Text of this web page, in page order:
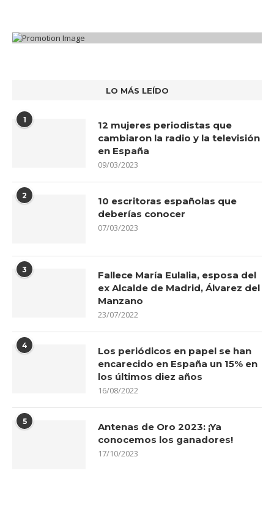
LO MÁS LEÍDO
1
12 mujeres periodistas que
cambiaron la radio y la televisión
en España
09/03/2023
2
10 escritoras españolas que
deberías conocer
07/03/2023
3
Fallece María Eulalia, esposa del
ex Alcalde de Madrid, Álvarez del
Manzano
23/07/2022
4
Los periódicos en papel se han
encarecido en España un 15% en
los últimos diez años
16/08/2022
5
Antenas de Oro 2023: ¡Ya
conocemos los ganadores!
17/10/2023